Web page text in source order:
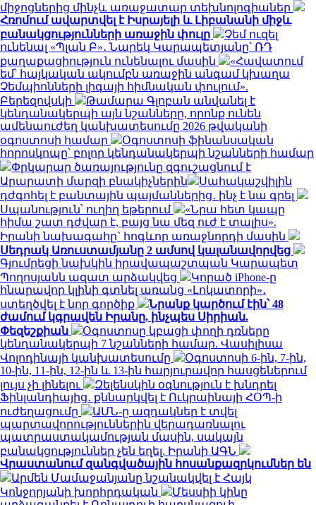
միջոցներից մինչև առաջատար տեխնոլոգիաներ
Հռոմում ավարտվել է Իսրայելի և Լիբանանի միջև
բանակցությունների առաջին փուլը
Չեմ ուզել
ունենալ «Պլան Բ»․ Նարեկ Կարապետյանը՝ ՌԴ
քաղաքացիություն ունենալու մասին
«Հավատում
եմ՝ հայկական ակումբն առաջին անգամ կխաղա
Չեմպիոնների լիգայի հիմնական փուլում».
Բերեզովսկի
Թամարա Գլոբան անվանել է
կենդանակերպի այն նշանները, որոնք ունեն
ամենաուժեղ կանխատեսումը 2026 թվականի
օգոստոսի համար
Օգոստոսի ֆինանսական
հորոսկոպը՝ բոլոր կենդանակերպի նշանների համար
Փրկարար ծառայությունը զգուշացնում է
Արարատի մարզի բնակիչներին
Սահակաշվիլին
դժգոհել է բանտային պայմաններից․ ինչ է նա գրել
Սպանություն՝ ուղիղ եթերում
«Նրա հետ կապը
հիմա շատ դժվար է, բայց նա մեզ ուժ է տալիս».
Իրանի նախագահը` հոգևոր առաջնորդի մասին
Սեդրակ Առուստամյանը 2 ամսով կալանավորվեց
Գյումրեցի նախկին իրավապաշտպան Կարապետ
Պողոսյանն ազատ արձակվեց
Կորած iPhone-ը
հնարավոր կլինի գտնել առանց «Լոկատորի»․
ստեղծվել է նոր գործիք
Նրանք կարծում էին՝ 48
ժամում կգրավեն Իրանը, ինչպես Սիրիան.
Փեզեշքիան
Օգոստոսը կբացի փողի դռները
կենդանակերպի 7 նշանների համար. Վասիլիսա
Վոլոդինայի կանխատեսումը
Օգոստոսի 6-ին, 7-ին,
10-ին, 11-ին, 12-ին և 13-ին հարյուրավոր հասցեներում
լույս չի լինելու
Զելենսկին օգնություն է խնդրել
Ֆինլանդիայից․ քննարկվել է Ուկրաինայի ՀՕՊ-ի
ուժեղացումը
ԱՄՆ-ը ազդակներ է տվել
պարտավորություններին վերադառնալու
պատրաստակամության մասին, սակայն
բանակցություններ չեն եղել. Իրանի ԱԳՆ
Վրաստանում զանգվածային հոսանքազրկումներ են
Արմեն Մամաջանյանը նշանակվել է Հայկ
Կոնջորյանի խորհրդական
Մեսսիի կինը